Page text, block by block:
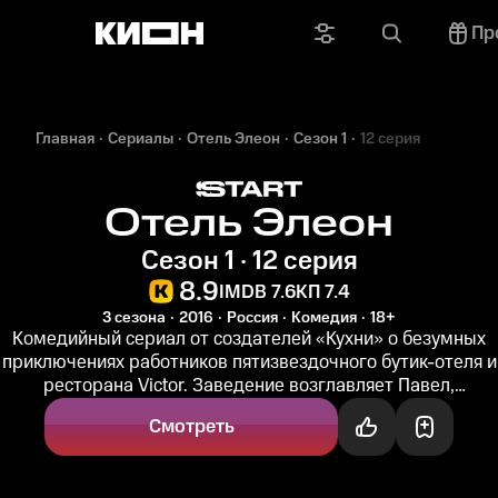
Главная Сериалы Отель Элеон Сезон 1 12 серия
Отель Элеон
Сезон 1 · 12 серия
8.9IMDB 7.6КП 7.4
3 сезона 2016 Россия Комедия 18+
Комедийный сериал от создателей «Кухни» о безумных
приключениях работников пятизвездочного бутик-отеля и
ресторана Victor. Заведение возглавляет Павел,
непутевый племянник...
Смотреть